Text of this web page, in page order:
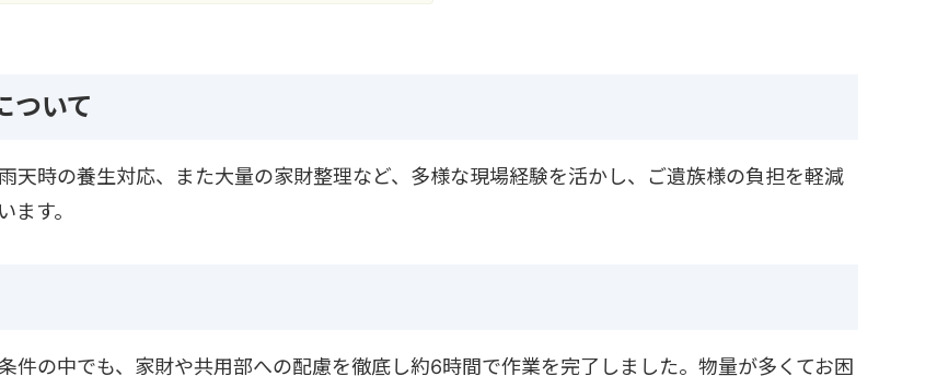
ついて
天時の養生対応、また大量の家財整理など、多様な現場経験を活かし、ご遺族様の負担を軽減
す。
件の中でも、家財や共用部への配慮を徹底し約6時間で作業を完了しました。物量が多くてお困